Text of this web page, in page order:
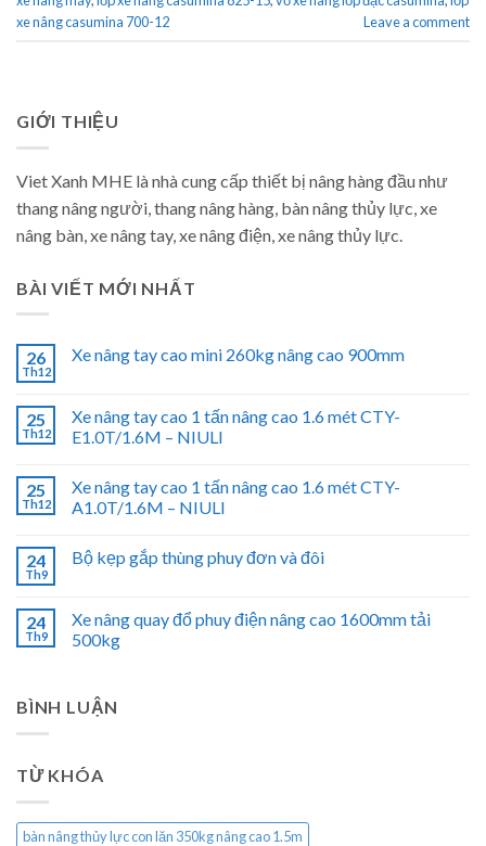
xe nâng casumina 700-12
Leave a comment
GIỚI THIỆU
Viet Xanh MHE là nhà cung cấp thiết bị nâng hàng đầu như
thang nâng người, thang nâng hàng, bàn nâng thủy lực, xe
nâng bàn, xe nâng tay, xe nâng điện, xe nâng thủy lực.
BÀI VIẾT MỚI NHẤT
26
Th12
Xe nâng tay cao mini 260kg nâng cao 900mm
25
Th12
Xe nâng tay cao 1 tấn nâng cao 1.6 mét CTY-
E1.0T/1.6M – NIULI
25
Th12
Xe nâng tay cao 1 tấn nâng cao 1.6 mét CTY-
A1.0T/1.6M – NIULI
24
Th9
Bộ kẹp gắp thùng phuy đơn và đôi
24
Th9
Xe nâng quay đổ phuy điện nâng cao 1600mm tải
500kg
BÌNH LUẬN
TỪ KHÓA
bàn nâng thủy lực con lăn 350kg nâng cao 1.5m